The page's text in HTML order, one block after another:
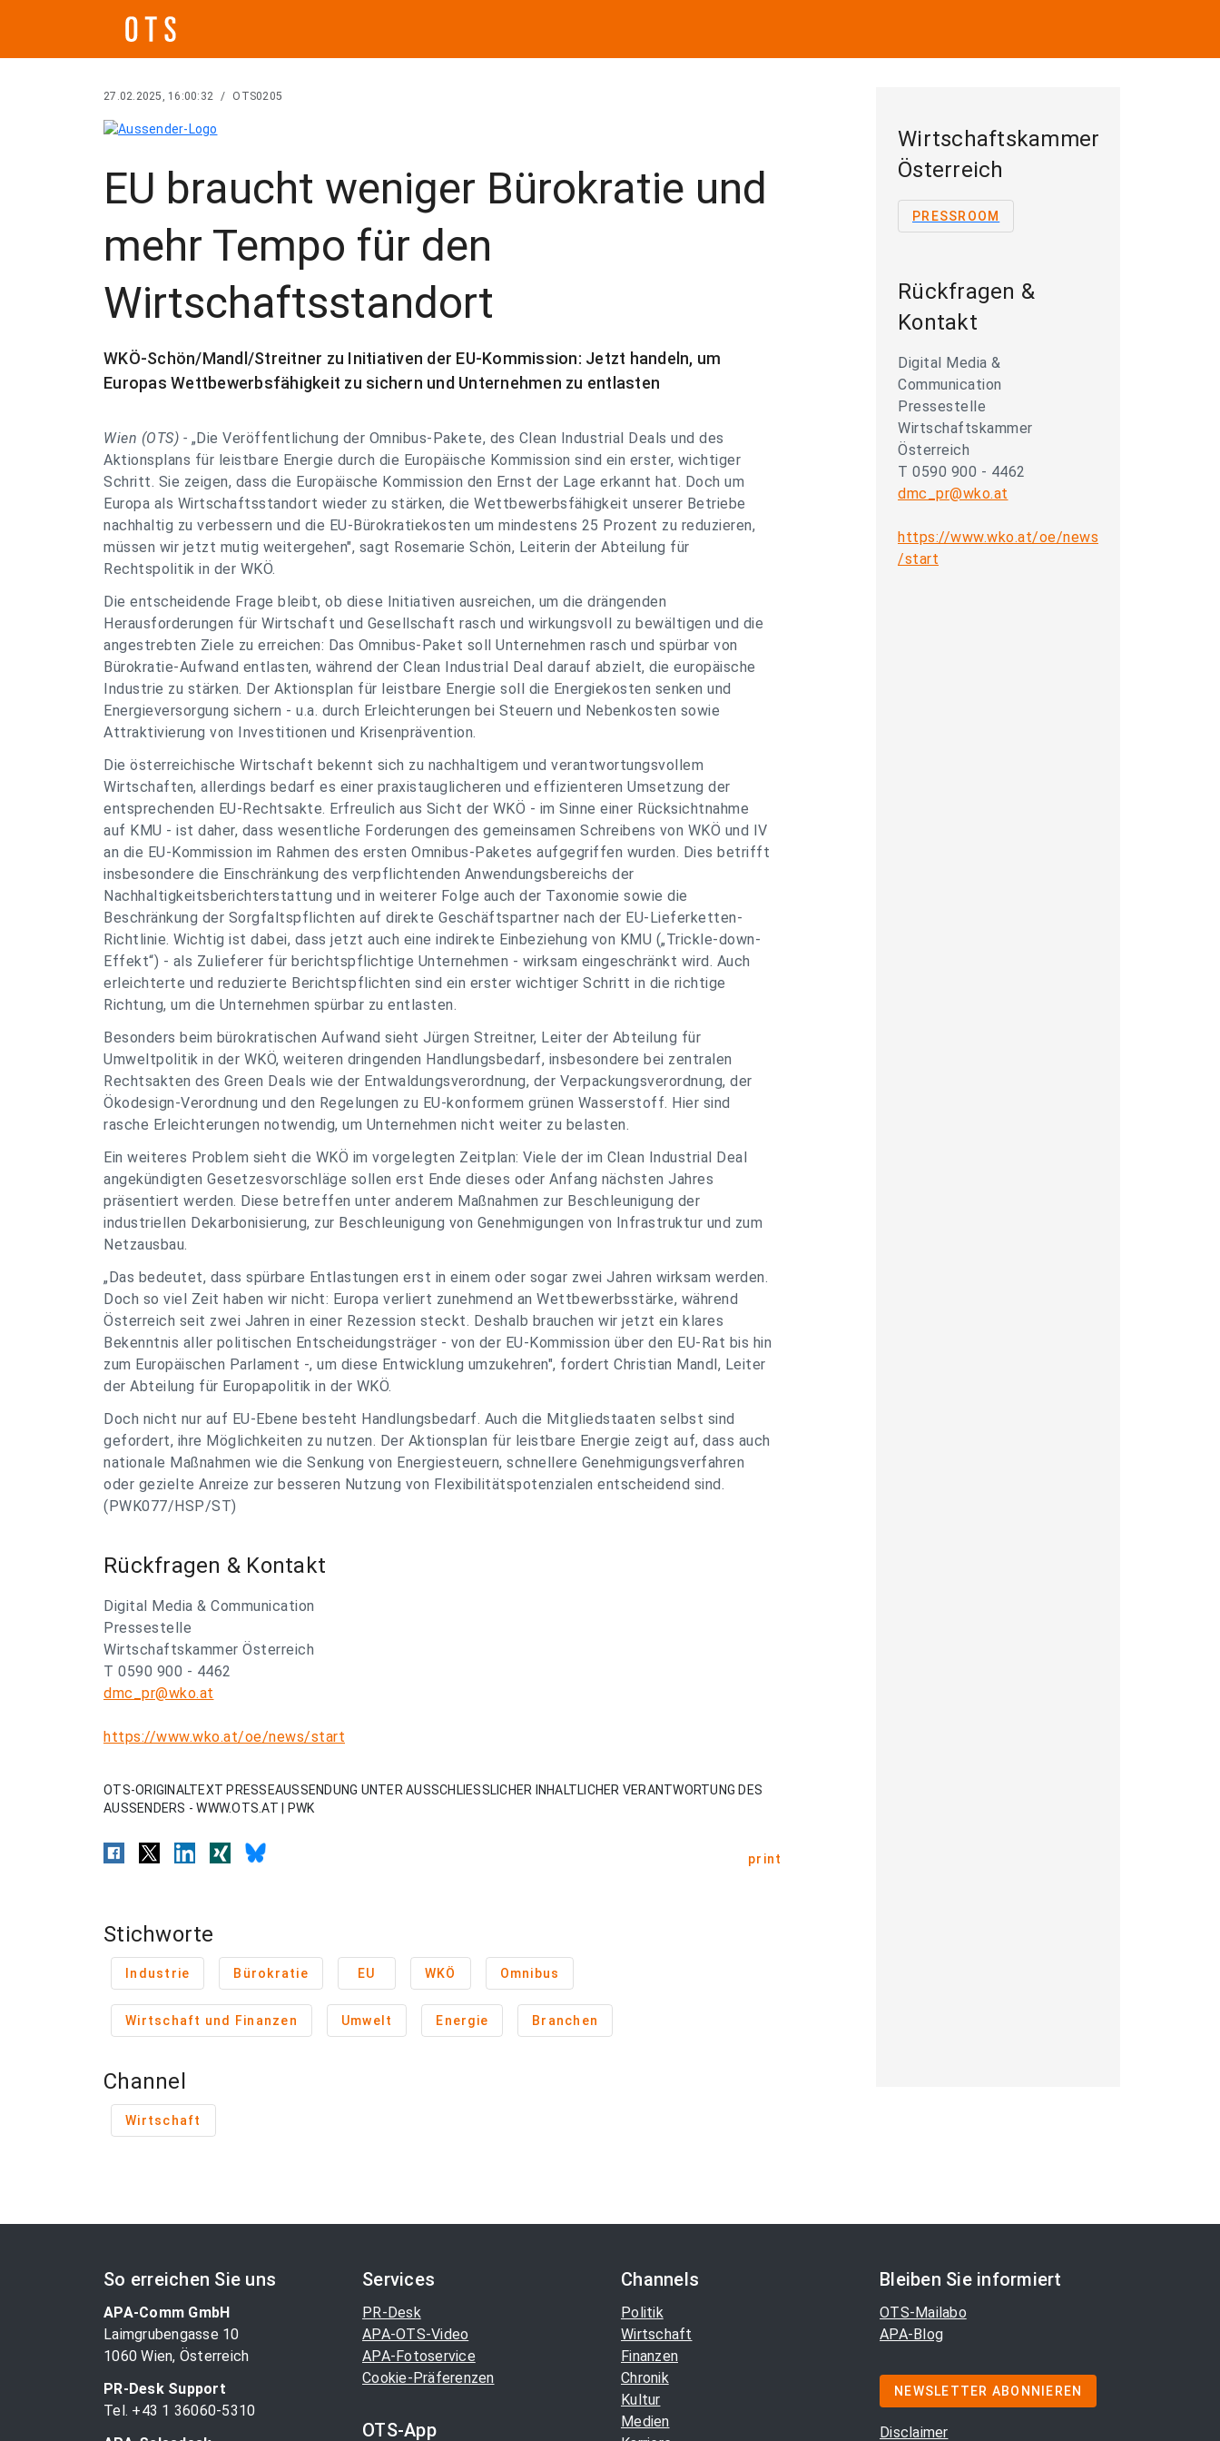
27.02.2025, 16:00:32 / OTS0205
EU braucht weniger Bürokratie und
mehr Tempo für den
Wirtschaftsstandort
WKÖ-Schön/Mandl/Streitner zu Initiativen der EU-Kommission: Jetzt handeln, um
Europas Wettbewerbsfähigkeit zu sichern und Unternehmen zu entlasten
Wien (OTS) - „Die Veröffentlichung der Omnibus-Pakete, des Clean Industrial Deals und des
Aktionsplans für leistbare Energie durch die Europäische Kommission sind ein erster, wichtiger
Schritt. Sie zeigen, dass die Europäische Kommission den Ernst der Lage erkannt hat. Doch um
Europa als Wirtschaftsstandort wieder zu stärken, die Wettbewerbsfähigkeit unserer Betriebe
nachhaltig zu verbessern und die EU-Bürokratiekosten um mindestens 25 Prozent zu reduzieren,
müssen wir jetzt mutig weitergehen", sagt Rosemarie Schön, Leiterin der Abteilung für
Rechtspolitik in der WKÖ.
Die entscheidende Frage bleibt, ob diese Initiativen ausreichen, um die drängenden
Herausforderungen für Wirtschaft und Gesellschaft rasch und wirkungsvoll zu bewältigen und die
angestrebten Ziele zu erreichen: Das Omnibus-Paket soll Unternehmen rasch und spürbar von
Bürokratie-Aufwand entlasten, während der Clean Industrial Deal darauf abzielt, die europäische
Industrie zu stärken. Der Aktionsplan für leistbare Energie soll die Energiekosten senken und
Energieversorgung sichern - u.a. durch Erleichterungen bei Steuern und Nebenkosten sowie
Attraktivierung von Investitionen und Krisenprävention.
Die österreichische Wirtschaft bekennt sich zu nachhaltigem und verantwortungsvollem
Wirtschaften, allerdings bedarf es einer praxistauglicheren und effizienteren Umsetzung der
entsprechenden EU-Rechtsakte. Erfreulich aus Sicht der WKÖ - im Sinne einer Rücksichtnahme
auf KMU - ist daher, dass wesentliche Forderungen des gemeinsamen Schreibens von WKÖ und IV
an die EU-Kommission im Rahmen des ersten Omnibus-Paketes aufgegriffen wurden. Dies betrifft
insbesondere die Einschränkung des verpflichtenden Anwendungsbereichs der
Nachhaltigkeitsberichterstattung und in weiterer Folge auch der Taxonomie sowie die
Beschränkung der Sorgfaltspflichten auf direkte Geschäftspartner nach der EU-Lieferketten-
Richtlinie. Wichtig ist dabei, dass jetzt auch eine indirekte Einbeziehung von KMU („Trickle-down-
Effekt“) - als Zulieferer für berichtspflichtige Unternehmen - wirksam eingeschränkt wird. Auch
erleichterte und reduzierte Berichtspflichten sind ein erster wichtiger Schritt in die richtige
Richtung, um die Unternehmen spürbar zu entlasten.
Besonders beim bürokratischen Aufwand sieht Jürgen Streitner, Leiter der Abteilung für
Umweltpolitik in der WKÖ, weiteren dringenden Handlungsbedarf, insbesondere bei zentralen
Rechtsakten des Green Deals wie der Entwaldungsverordnung, der Verpackungsverordnung, der
Ökodesign-Verordnung und den Regelungen zu EU-konformem grünen Wasserstoff. Hier sind
rasche Erleichterungen notwendig, um Unternehmen nicht weiter zu belasten.
Ein weiteres Problem sieht die WKÖ im vorgelegten Zeitplan: Viele der im Clean Industrial Deal
angekündigten Gesetzesvorschläge sollen erst Ende dieses oder Anfang nächsten Jahres
präsentiert werden. Diese betreffen unter anderem Maßnahmen zur Beschleunigung der
industriellen Dekarbonisierung, zur Beschleunigung von Genehmigungen von Infrastruktur und zum
Netzausbau.
„Das bedeutet, dass spürbare Entlastungen erst in einem oder sogar zwei Jahren wirksam werden.
Doch so viel Zeit haben wir nicht: Europa verliert zunehmend an Wettbewerbsstärke, während
Österreich seit zwei Jahren in einer Rezession steckt. Deshalb brauchen wir jetzt ein klares
Bekenntnis aller politischen Entscheidungsträger - von der EU-Kommission über den EU-Rat bis hin
zum Europäischen Parlament -, um diese Entwicklung umzukehren", fordert Christian Mandl, Leiter
der Abteilung für Europapolitik in der WKÖ.
Doch nicht nur auf EU-Ebene besteht Handlungsbedarf. Auch die Mitgliedstaaten selbst sind
gefordert, ihre Möglichkeiten zu nutzen. Der Aktionsplan für leistbare Energie zeigt auf, dass auch
nationale Maßnahmen wie die Senkung von Energiesteuern, schnellere Genehmigungsverfahren
oder gezielte Anreize zur besseren Nutzung von Flexibilitätspotenzialen entscheidend sind.
(PWK077/HSP/ST)
Rückfragen & Kontakt
Digital Media & Communication
Pressestelle
Wirtschaftskammer Österreich
T 0590 900 - 4462
dmc_pr@wko.at
https://www.wko.at/oe/news/start
OTS-ORIGINALTEXT PRESSEAUSSENDUNG UNTER AUSSCHLIESSLICHER INHALTLICHER VERANTWORTUNG DES
AUSSENDERS - WWW.OTS.AT | PWK
print
Stichworte
Industrie Bürokratie EU WKÖ Omnibus
Wirtschaft und Finanzen Umwelt Energie Branchen
Channel
Wirtschaft
Wirtschaftskammer
Österreich
PRESSROOM
Rückfragen &
Kontakt
Digital Media &
Communication
Pressestelle
Wirtschaftskammer
Österreich
T 0590 900 - 4462
dmc_pr@wko.at
https://www.wko.at/oe/news
/start
So erreichen Sie uns
APA-Comm GmbH
Laimgrubengasse 10
1060 Wien, Österreich
PR-Desk Support
Tel. +43 1 36060-5310
Services
PR-Desk
APA-OTS-Video
APA-Fotoservice
Cookie-Präferenzen
OTS-App
Channels
Politik
Wirtschaft
Finanzen
Chronik
Kultur
Medien
Bleiben Sie informiert
OTS-Mailabo
APA-Blog
NEWSLETTER ABONNIEREN
Disclaimer